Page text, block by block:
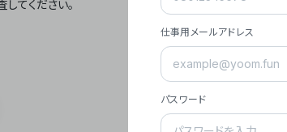
-
- **
-
仕事用メールアドレス
パスワード